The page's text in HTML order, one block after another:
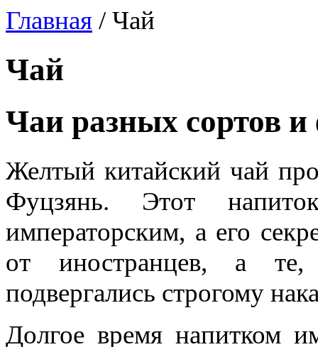
Главная /Чай
Чай
Чаи разных сортов и
Желтый китайский чай
Фуцзянь. Этот
императорским, а его
от иностранцев, а
подвергались строгому
Долгое время напитком